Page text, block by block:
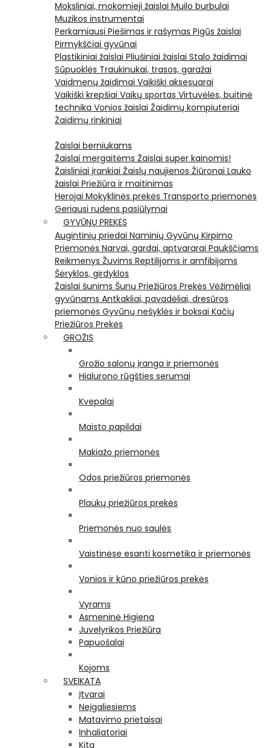
Moksliniai, mokomieji žaislai Muilo burbulai
Muzikos instrumentai
Perkamiausi Piešimas ir rašymas Pigūs žaislai
Pirmykščiai gyvūnai
Plastikiniai žaislai Pliušiniai žaislai Stalo žaidimai
Sūpuoklės Traukinukai, trasos, garažai
Vaidmenų žaidimai Vaikiški aksesuarai
Vaikiški krepšiai Vaikų sportas Virtuvėlės, buitinė
technika Vonios žaislai Žaidimų kompiuteriai
Žaidimų rinkiniai
Žaislai berniukams
Žaislai mergaitėms Žaislai super kainomis!
Žaisliniai įrankiai Žaislų naujienos Žiūronai Lauko
žaislai Priežiūra ir maitinimas
Herojai Mokyklinės prekės Transporto priemonės
Geriausi rudens pasiūlymai
GYVŪNŲ PREKĖS
Augintinių priedai Naminių Gyvūnų Kirpimo
Priemonės Narvai, gardai, aptvararai Paukščiams
Reikmenys Žuvims Reptilijoms ir amfibijoms
Šėryklos, girdyklos
Žaislai šunims Šunų Priežiūros Prekės Vėžimėliai
gyvūnams Antkakliai, pavadėliai, dresūros
priemonės Gyvūnų nešyklės ir boksai Kačių
Priežiūros Prekės
GROŽIS
Grožio salonų įranga ir priemonės
Hialurono rūgšties serumai
Kvepalai
Maisto papildai
Makiažo priemonės
Odos priežiūros priemonės
Plaukų priežiūros prekės
Priemonės nuo saulės
Vaistinėse esanti kosmetika ir priemonės
Vonios ir kūno priežiūros prekės
Vyrams
Asmeninė Higiena
Juvelyrikos Priežiūra
Papuošalai
Kojoms
SVEIKATA
Įtvarai
Neįgaliesiems
Matavimo prietaisai
Inhaliatoriai
Kita